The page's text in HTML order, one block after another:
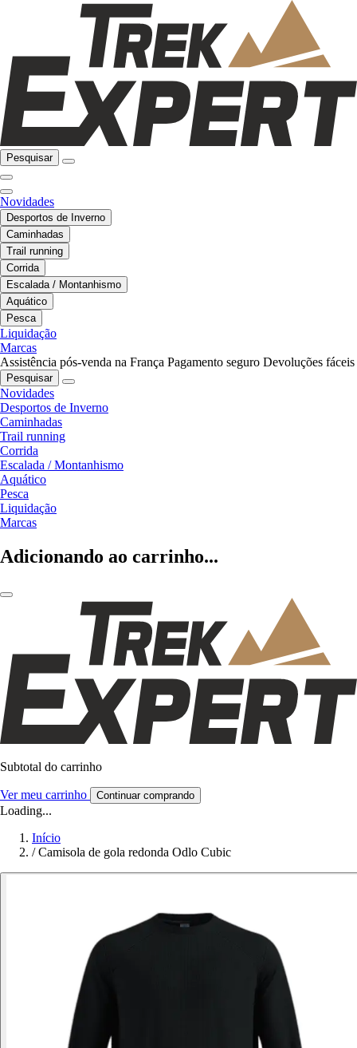
Pesquisar
Novidades
Desportos de Inverno
Caminhadas
Trail running
Corrida
Escalada / Montanhismo
Aquático
Pesca
Liquidação
Marcas
Assistência pós-venda na França Pagamento seguro Devoluções fáceis
Pesquisar
Novidades
Desportos de Inverno
Caminhadas
Trail running
Corrida
Escalada / Montanhismo
Aquático
Pesca
Liquidação
Marcas
Adicionando ao carrinho...
Subtotal do carrinho
Ver meu carrinho Continuar comprando
Loading...
Início
/ Camisola de gola redonda Odlo Cubic